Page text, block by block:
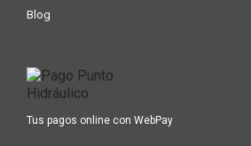
Blog
Tus pagos online con WebPay